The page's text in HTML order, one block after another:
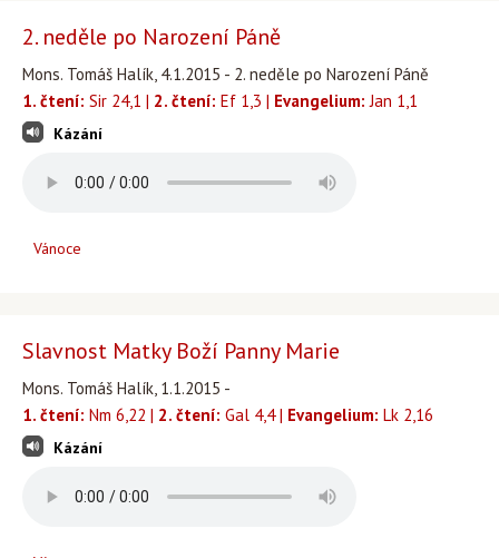
2. neděle po Narození Páně
Mons. Tomáš Halík, 4.1.2015 - 2. neděle po Narození Páně
1. čtení: Sir 24,1 | 2. čtení: Ef 1,3 | Evangelium: Jan 1,1
Kázání
Vánoce
Slavnost Matky Boží Panny Marie
Mons. Tomáš Halík, 1.1.2015 -
1. čtení: Nm 6,22 | 2. čtení: Gal 4,4 | Evangelium: Lk 2,16
Kázání